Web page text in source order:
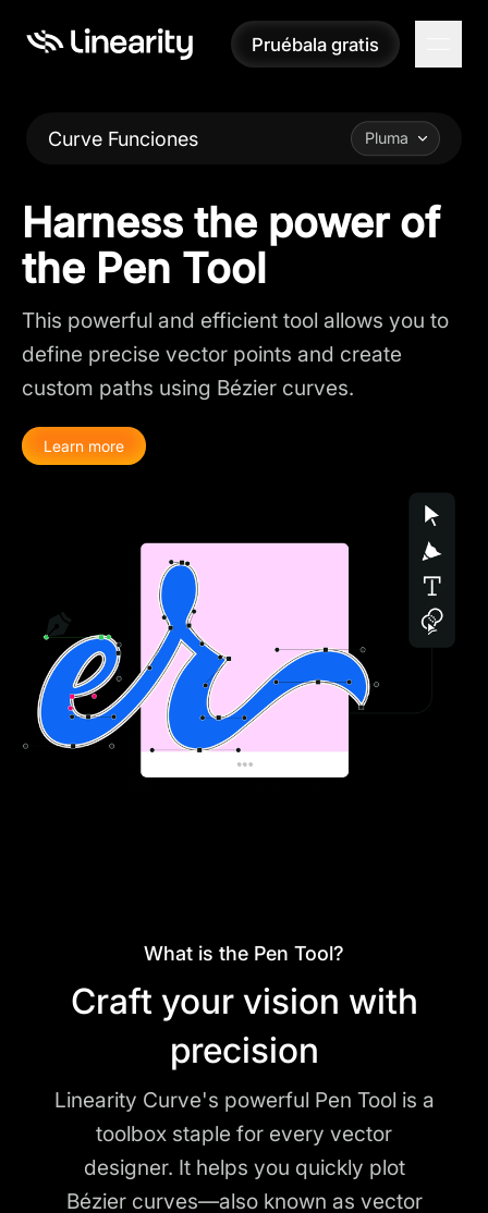
Pruébala gratis
Pruébala gratis
Curve Funciones Pluma
Harness the power of
the Pen Tool
This powerful and efficient tool allows you to
define precise vector points and create
custom paths using Bézier curves.
Learn more
What is the Pen Tool?
Craft your vision with
precision
Linearity Curve's powerful Pen Tool is a
toolbox staple for every vector
designer. It helps you quickly plot
Bézier curves—also known as vector